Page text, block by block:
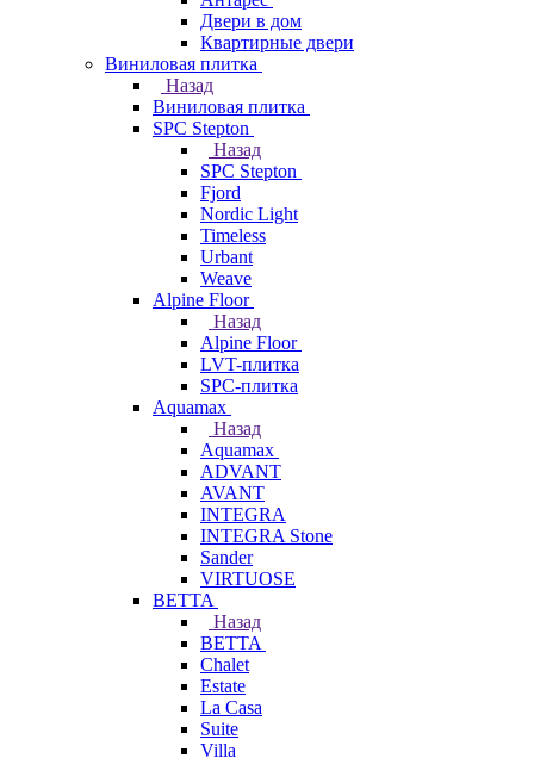
Двери в дом
Квартирные двери
Виниловая плитка
Назад
Виниловая плитка
SPC Stepton
Назад
SPC Stepton
Fjord
Nordic Light
Timeless
Urbant
Weave
Alpine Floor
Назад
Alpine Floor
LVT-плитка
SPC-плитка
Aquamax
Назад
Aquamax
ADVANT
AVANT
INTEGRA
INTEGRA Stone
Sander
VIRTUOSE
BETTA
Назад
BETTA
Chalet
Estate
La Casa
Suite
Villa